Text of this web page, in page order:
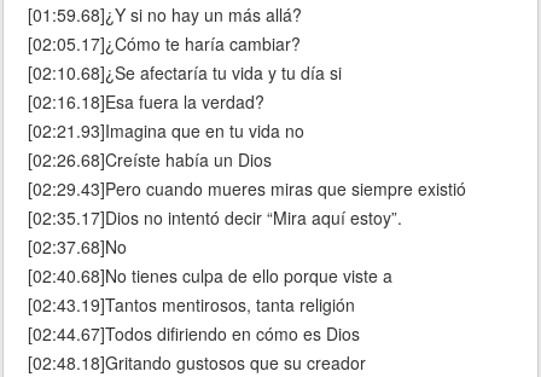
[01:59.68]¿Y si no hay un más allá?
[02:05.17]¿Cómo te haría cambiar?
[02:10.68]¿Se afectaría tu vida y tu día si
[02:16.18]Esa fuera la verdad?
[02:21.93]Imagina que en tu vida no
[02:26.68]Creíste había un Dios
[02:29.43]Pero cuando mueres miras que siempre existió
[02:35.17]Dios no intentó decir “Mira aquí estoy”.
[02:37.68]No
[02:40.68]No tienes culpa de ello porque viste a
[02:43.19]Tantos mentirosos, tanta religión
[02:44.67]Todos difiriendo en cómo es Dios
[02:48.18]Gritando gustosos que su creador